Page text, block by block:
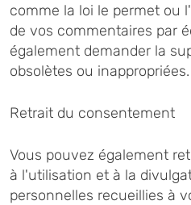
comme la loi le permet ou
de vos commentaires par
également demander la
obsolètes ou inappropriées.
Retrait du consentement
Vous pouvez également
à l'utilisation et à la
personnelles recueillies à